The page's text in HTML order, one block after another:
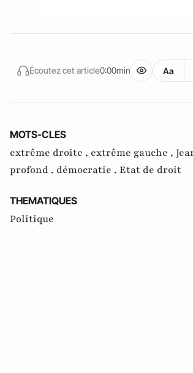
Écoutez cet article0:00min Aa
MOTS-CLES
extrême droite , extrême gauche ,
profond , démocratie , Etat de droit
THEMATIQUES
Politique